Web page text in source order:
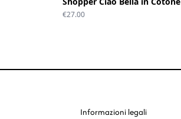
€27.00
Informazioni legali